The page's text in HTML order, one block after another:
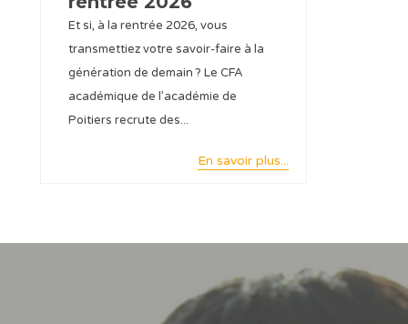
Et si, à la rentrée 2026, vous
transmettiez votre savoir-faire à la
génération de demain ? Le CFA
académique de l’académie de
Poitiers recrute des...
En savoir plus...